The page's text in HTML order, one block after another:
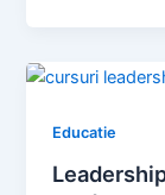
Educatie